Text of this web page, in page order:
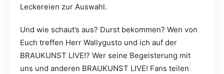
Leckereien zur Auswahl.
Und wie schaut’s aus? Durst bekommen? Wen von
Euch treffen Herr Wallygusto und ich auf der
BRAUKUNST LIVE!? Wer seine Begeisterung mit
uns und anderen BRAUKUNST LIVE! Fans teilen